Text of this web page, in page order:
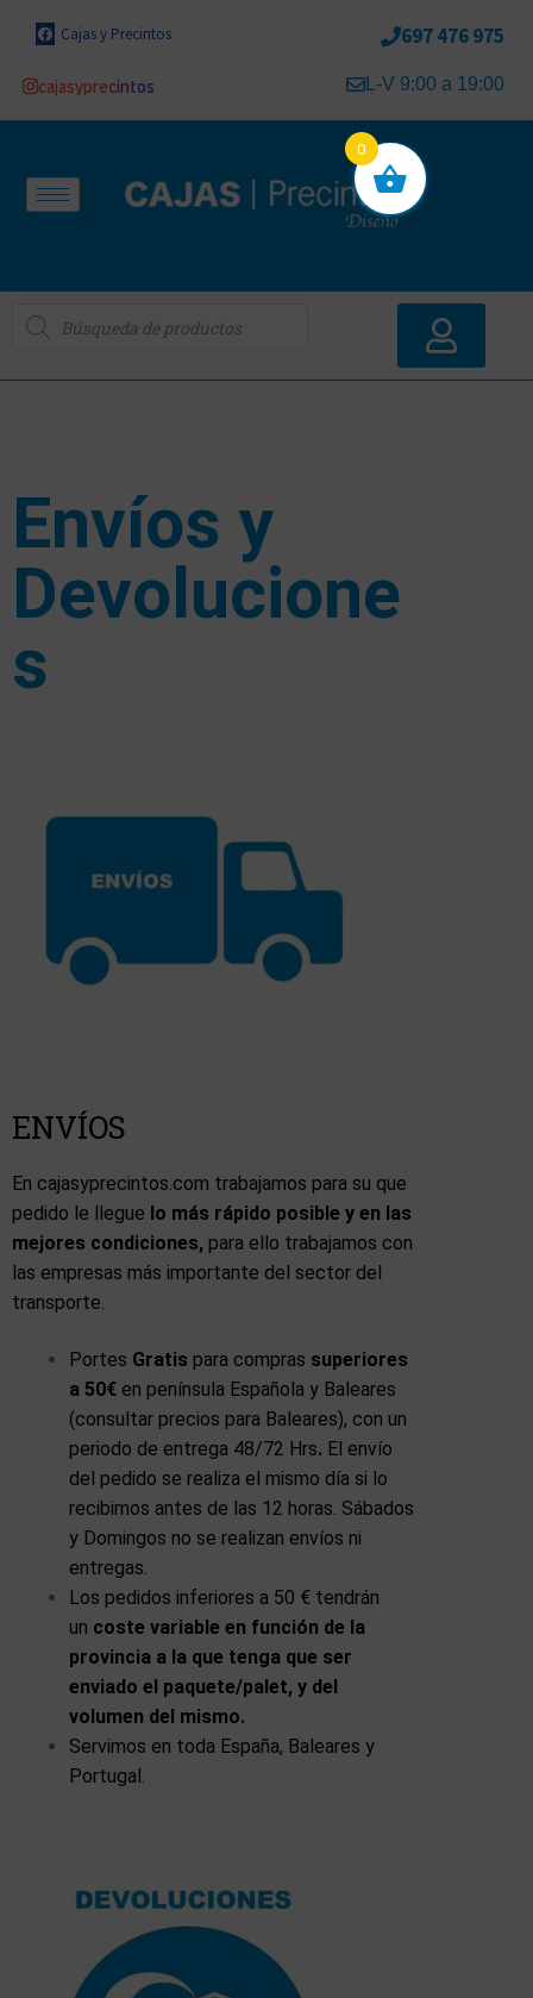
Cajas y Precintos
cajasyprecintos
697 476 975
L-V 9:00 a 19:00
Envíos y
Devolucione
s
ENVÍOS
En cajasyprecintos.com trabajamos para su que
pedido le llegue lo más rápido posible y en las
mejores condiciones, para ello trabajamos con
las empresas más importante del sector del
transporte.
Portes Gratis para compras superiores
a 50€ en península Española y Baleares
(consultar precios para Baleares), con un
periodo de entrega 48/72 Hrs. El envío
del pedido se realiza el mismo día si lo
recibimos antes de las 12 horas. Sábados
y Domingos no se realizan envíos ni
entregas.
Los pedidos inferiores a 50 € tendrán
un coste variable en función de la
provincia a la que tenga que ser
enviado el paquete/palet, y del
volumen del mismo.
Servimos en toda España, Baleares y
Portugal.
0